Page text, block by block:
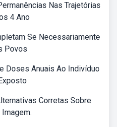
Nas Trajetórias
4 Ano
Se Necessariamente
Povos
Doses Anuais Ao Indivíduo
Corretas Sobre